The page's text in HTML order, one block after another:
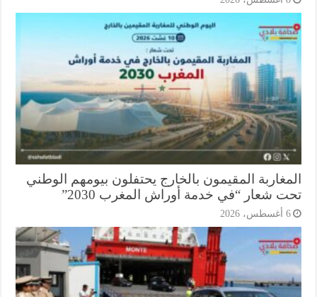
المقيمون بالخارج يحتفلون بيومهم الوطني
شعار “في خدمة أوراش المغرب 2030”